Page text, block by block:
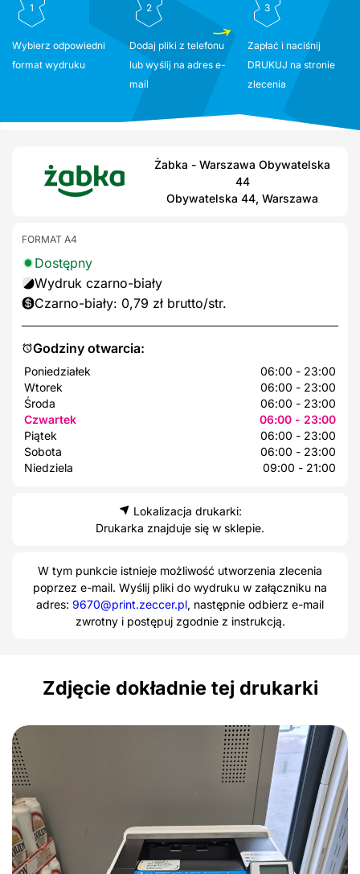
1
Wybierz odpowiedni
format wydruku
2
Dodaj pliki z telefonu
lub wyślij na adres e-
mail
3
Zapłać i naciśnij
DRUKUJ na stronie
zlecenia
Żabka - Warszawa Obywatelska
44
Obywatelska 44, Warszawa
Godziny otwarcia:
Poniedziałek
06:00 - 23:00
Wtorek
06:00 - 23:00
Środa
06:00 - 23:00
Czwartek
06:00 - 23:00
Piątek
06:00 - 23:00
Sobota
06:00 - 23:00
Niedziela
09:00 - 21:00
FORMAT A4
Dostępny
Wydruk czarno-biały
Czarno-biały: 0,79 zł brutto/str.
Lokalizacja drukarki:
Drukarka znajduje się w sklepie.
W tym punkcie istnieje możliwość utworzenia zlecenia
poprzez e-mail. Wyślij pliki do wydruku w załączniku na
adres: 9670@print.zeccer.pl, następnie odbierz e-mail
zwrotny i postępuj zgodnie z instrukcją.
Zdjęcie dokładnie tej drukarki